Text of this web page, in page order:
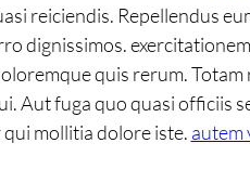
reiciendis. Repellendus
dignissimos.
quis rerum.
Aut fuga quo quasi officiis
mollitia dolore iste. autem